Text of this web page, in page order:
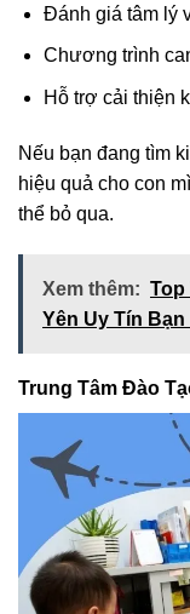
Đánh giá tâm lý
Chương trình
Hỗ trợ cải thiện
Nếu bạn đang tìm
hiệu quả cho con
thể bỏ qua.
Xem thêm: Top
Yên Uy Tín Bạn
Trung Tâm Đào